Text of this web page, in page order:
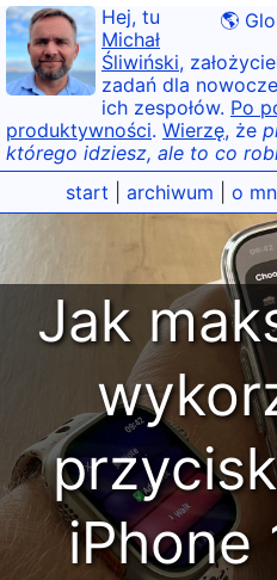
🌎
Hej, tu
Michał
Śliwiński,
zadań dla
ich zespołów. Po
produktywności. Wierzę, że
którego idziesz, ale to co
start
archiwum o
Jak
iPhone